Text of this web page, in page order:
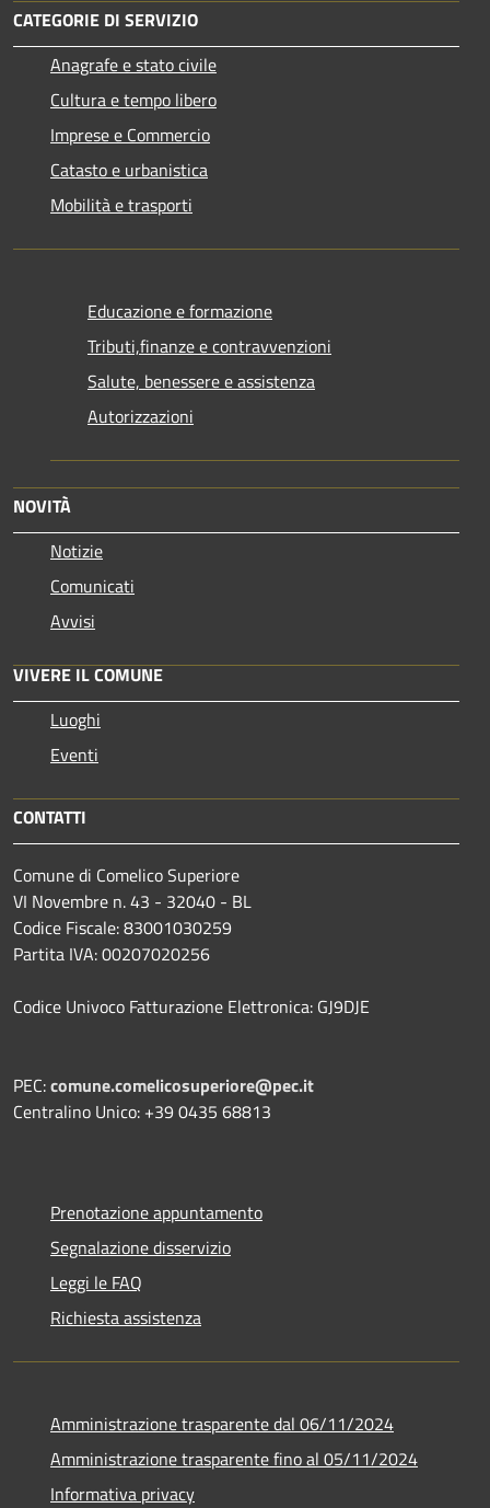
CATEGORIE DI SERVIZIO
Anagrafe e stato civile
Cultura e tempo libero
Imprese e Commercio
Catasto e urbanistica
Mobilità e trasporti
Educazione e formazione
Tributi,finanze e contravvenzioni
Salute, benessere e assistenza
Autorizzazioni
NOVITÀ
Notizie
Comunicati
Avvisi
VIVERE IL COMUNE
Luoghi
Eventi
CONTATTI
Comune di Comelico Superiore
VI Novembre n. 43 - 32040 - BL
Codice Fiscale: 83001030259
Partita IVA: 00207020256
Codice Univoco Fatturazione Elettronica: GJ9DJE
PEC:comune.comelicosuperiore@pec.it
Centralino Unico: +39 0435 68813
Prenotazione appuntamento
Segnalazione disservizio
Leggi le FAQ
Richiesta assistenza
Amministrazione trasparente dal 06/11/2024
Amministrazione trasparente fino al 05/11/2024
Informativa privacy